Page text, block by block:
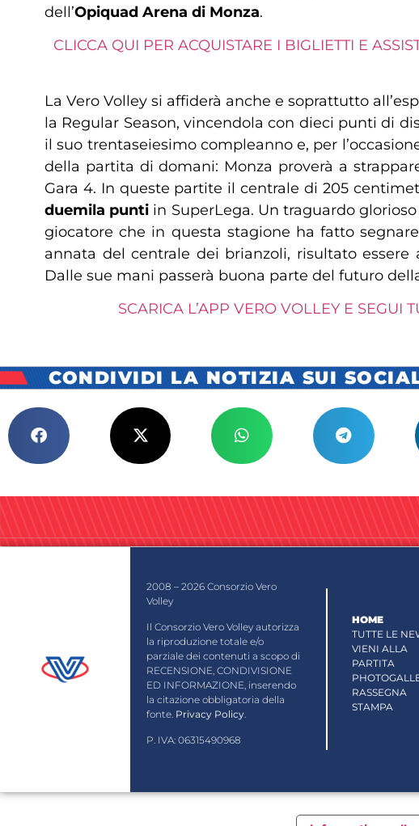
dell’Opiquad Arena di Monza.
CLICCA QUI PER ACQUISTARE I BIGLIETTI E
La Vero Volley si affiderà anche e soprattutto
la Regular Season, vincendola con dieci punti di
il suo trentaseiesimo compleanno e, per
della partita di domani: Monza proverà a
Gara 4. In queste partite il centrale di 205
duemila punti in SuperLega. Un traguardo
giocatore che in questa stagione ha fatto
annata del centrale dei brianzoli, risultato
Dalle sue mani passerà buona parte del futuro
SCARICA L’APP VERO VOLLEY E SEGUI
CONDIVIDI LA NOTIZIA SUI
2008 – 2026 Consorzio Vero
Volley
Il Consorzio Vero Volley autorizza
la riproduzione totale e/o
parziale dei contenuti a scopo di
RECENSIONE, CONDIVISIONE
ED INFORMAZIONE, inserendo
la citazione obbligatoria della
fonte. Privacy Policy
P. IVA: 06315490968
HOME
TUTTE LE
VIENI ALLA
PARTITA
RASSEGNA
STAMPA